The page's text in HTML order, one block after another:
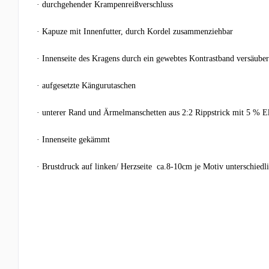
· durchgehender Krampenreißverschluss
· Kapuze mit Innenfutter, durch Kordel zusammenziehbar
· Innenseite des Kragens durch ein gewebtes Kontrastband
· aufgesetzte Kängurutaschen
· unterer Rand und Ärmelmanschetten aus 2:2 Rippstrick mit 5 %
· Innenseite gekämmt
· Brustdruck auf linken/ Herzseite ca.8-10cm je Motiv